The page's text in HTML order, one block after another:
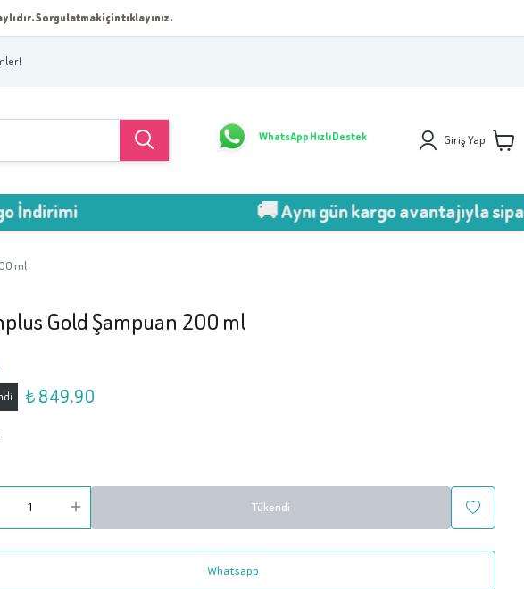
Sorgulatmak için tıklayınız.
WhatsApp Hızlı Destek Giriş Yap
🚚 Aynı gün kargo avantajıyla sipariş ver!
ml
Gold Şampuan 200 ml
₺ 849.90
Tükendi
Whatsapp